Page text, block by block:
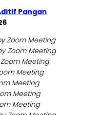
Pangan
Zoom Meeting
Zoom Meeting
Meeting
Meeting
Meeting
Meeting
Meeting